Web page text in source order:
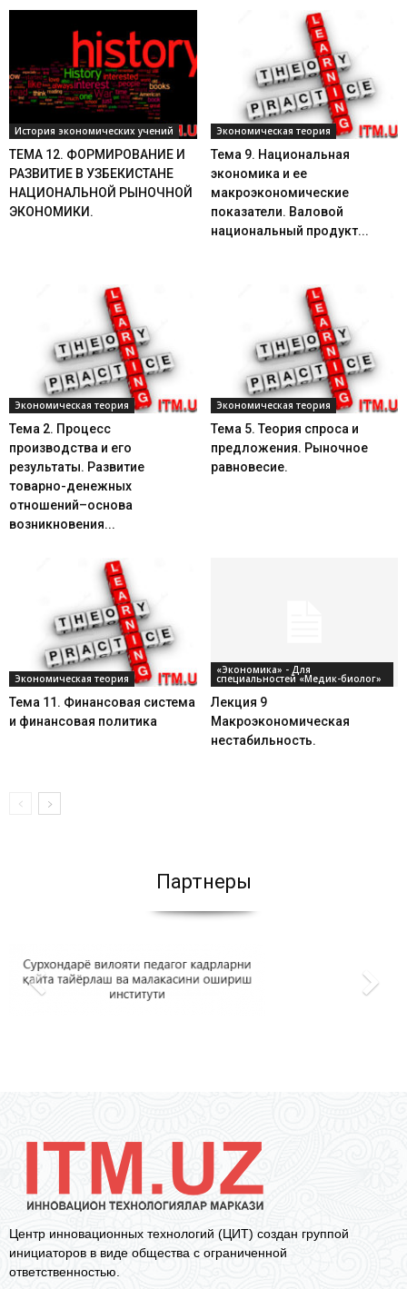
История экономических учений
ТЕМА 12. ФОРМИРОВАНИЕ И
РАЗВИТИЕ В УЗБЕКИСТАНЕ
НАЦИОНАЛЬНОЙ РЫНОЧНОЙ
ЭКОНОМИКИ.
Экономическая теория
Тема 9. Национальная
экономика и ее
макроэкономические
показатели. Валовой
национальный продукт...
Экономическая теория
Тема 2. Процесс
производства и его
результаты. Развитие
товарно-денежных
отношений–основа
возникновения...
Экономическая теория
Тема 5. Теория спроса и
предложения. Рыночное
равновесие.
Экономическая теория
Тема 11. Финансовая система
и финансовая политика
«Экономика» - Для
специальностей «Медик-биолог»
Лекция 9
Макроэкономическая
нестабильность.
Партнеры
Центр инновационных технологий (ЦИТ) создан группой
инициаторов в виде общества с ограниченной
ответственностью.